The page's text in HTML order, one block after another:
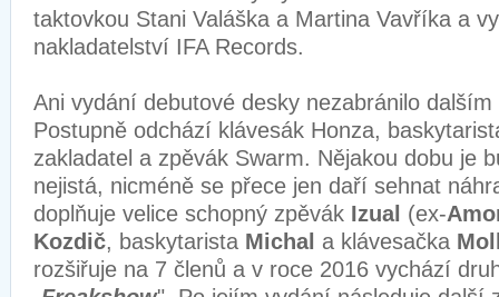
taktovkou Stani Valáška a Martina Vavříka a
nakladatelství IFA Records.
Ani vydání debutové desky nezabránilo
Postupně odchází klávesák Honza,
zakladatel a zpěvák Swarm. Nějakou dobu je
nejistá, nicméně se přece jen daří sehnat
doplňuje velice schopný zpěvák Izual (ex-
Kozdič, baskytarista Michal a klávesačka
rozšiřuje na 7 členů a v roce 2016 vychází